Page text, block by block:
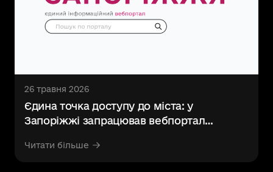
26 травня 2026
Єдина точка доступу до міста: у
Запоріжжі запрацював вебпортал
Читати більше